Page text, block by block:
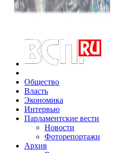
Общество
Власть
Экономика
Интервью
Парламентские вести
Новости
Фоторепортажи
Архив